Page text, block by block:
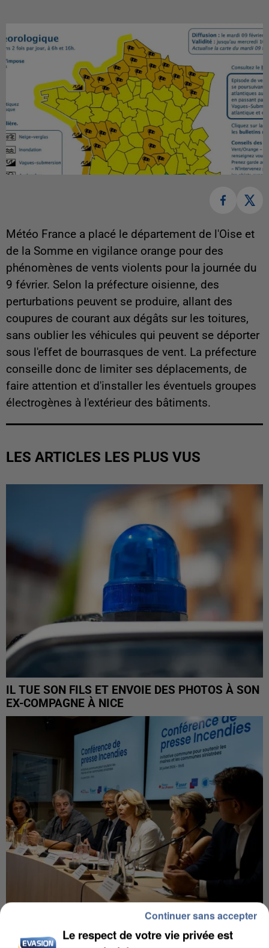
Météo France a placé le département de l'Oise et
de la Somme en vigilance orange pour des
phénomènes de vents violents pour la journée du
9 février. Selon la préfecture oisienne, des
perturbations peuvent se produire, allant des
coupures de courant aux dégâts sur les toitures,
sans oublier les véhicules qui peuvent se déporter
sous l'effet de bourrasques de vent. La préfecture
conseille donc de limiter ses déplacements, de
faire attention et d'installer les éventuels groupes
électrogènes à l'extérieur des bâtiments.
LES ARTICLES LES PLUS VUS
IL TUE SON FILS ET ENVOIE DES PHOTOS À SON
EX-COMPAGNE À NICE
INCENDIES : L’ÎLE-DE-FRANCE LANCE UN ÉLAN
DE SOLIDARITÉ AVEC LES...
Le respect de votre vie privée est
Continuer sans accepter